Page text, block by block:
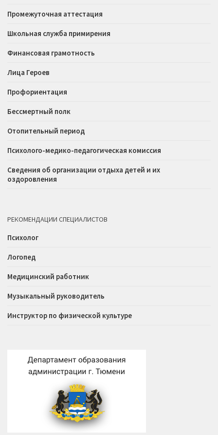
Промежуточная аттестация
Школьная служба примирения
Финансовая грамотность
Лица Героев
Профориентация
Бессмертный полк
Отопительный период
Психолого-медико-педагогическая комиссия
Сведения об организации отдыха детей и их
оздоровления
РЕКОМЕНДАЦИИ СПЕЦИАЛИСТОВ
Психолог
Логопед
Медицинский работник
Музыкальный руководитель
Инструктор по физической культуре